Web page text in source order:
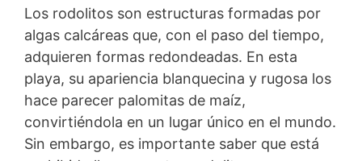
Los rodolitos son estructuras formadas por
algas calcáreas que, con el paso del tiempo,
adquieren formas redondeadas. En esta
playa, su apariencia blanquecina y rugosa los
hace parecer palomitas de maíz,
convirtiéndola en un lugar único en el mundo.
Sin embargo, es importante saber que está